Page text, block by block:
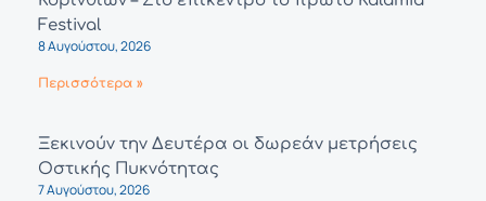
Festival
8 Αυγούστου, 2026
Περισσότερα »
Ξεκινούν την Δευτέρα οι δωρεάν μετρήσεις
Οστικής Πυκνότητας
7 Αυγούστου, 2026